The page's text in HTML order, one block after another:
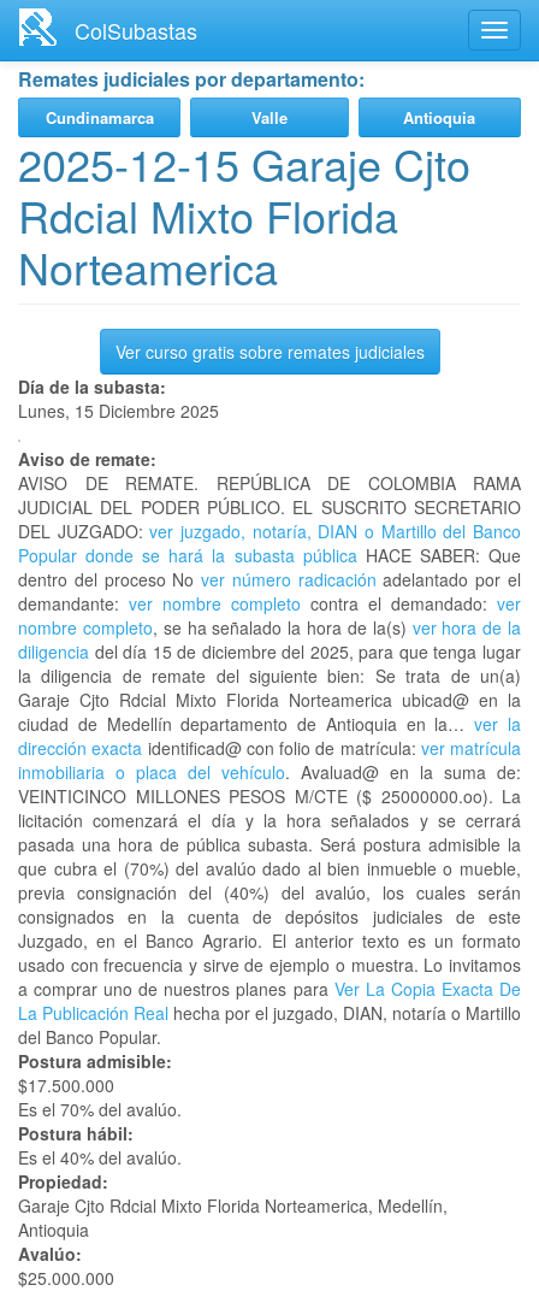
contenido
principal
ColSubastas
Remates judiciales por departamento:
Cundinamarca Valle Antioquia
2025-12-15 Garaje Cjto
Rdcial Mixto Florida
Norteamerica
Ver curso gratis sobre remates judiciales
Día de la subasta:
Lunes, 15 Diciembre 2025
Aviso de remate:
AVISO DE REMATE. REPÚBLICA DE COLOMBIA RAMA
JUDICIAL DEL PODER PÚBLICO. EL SUSCRITO SECRETARIO
DEL JUZGADO: ver juzgado, notaría, DIAN o Martillo del Banco
Popular donde se hará la subasta públicaHACE SABER: Que
dentro del proceso Nover número radicación adelantado por el
demandante: ver nombre completo contra el demandado: ver
nombre completo, se ha señalado la hora de la(s) ver hora de la
diligencia del día 15 de diciembre del 2025, para que tenga lugar
la diligencia de remate del siguiente bien: Se trata de un(a)
Garaje Cjto Rdcial Mixto Florida Norteamerica ubicad@ en la
ciudad de Medellín departamento de Antioquia en la…ver la
dirección exacta identificad@ con folio de matrícula: ver matrícula
inmobiliaria o placa del vehículo. Avaluad@ en la suma de:
VEINTICINCO MILLONES PESOS M/CTE ($ 25000000.oo). La
licitación comenzará el día y la hora señalados y se cerrará
pasada una hora de pública subasta. Será postura admisible la
que cubra el (70%) del avalúo dado al bien inmueble o mueble,
previa consignación del (40%) del avalúo, los cuales serán
consignados en la cuenta de depósitos judiciales de este
Juzgado, en el Banco Agrario. El anterior texto es un formato
usado con frecuencia y sirve de ejemplo o muestra. Lo invitamos
a comprar uno de nuestros planes para Ver La Copia Exacta De
La Publicación Real hecha por el juzgado, DIAN, notaría o Martillo
del Banco Popular.
Postura admisible:
$17.500.000
Es el 70% del avalúo.
Postura hábil:
Es el 40% del avalúo.
Propiedad:
Garaje Cjto Rdcial Mixto Florida Norteamerica, Medellín,
Antioquia
Avalúo:
$25.000.000